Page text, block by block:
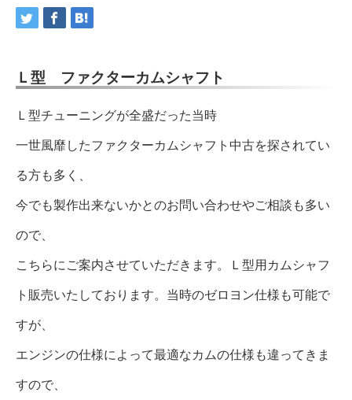
Ｌ型 ファクターカムシャフト
Ｌ型チューニングが全盛だった当時
一世風靡したファクターカムシャフト中古を探されてい
る方も多く、
今でも製作出来ないかとのお問い合わせやご相談も多い
ので、
こちらにご案内させていただきます。Ｌ型用カムシャフ
ト販売いたしております。当時のゼロヨン仕様も可能で
すが、
エンジンの仕様によって最適なカムの仕様も違ってきま
すので、